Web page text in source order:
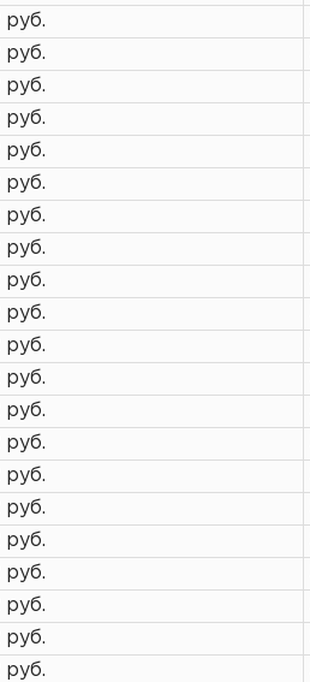
руб.
руб.
руб.
руб.
руб.
руб.
руб.
руб.
руб.
руб.
руб.
руб.
руб.
руб.
руб.
руб.
руб.
руб.
руб.
руб.
руб.